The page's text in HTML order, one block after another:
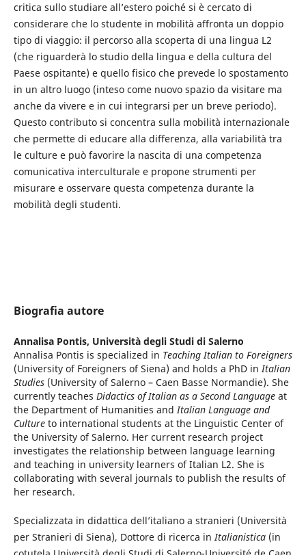
critica sullo studiare all’estero poiché si è cercato di
considerare che lo studente in mobilità affronta un doppio
tipo di viaggio: il percorso alla scoperta di una lingua L2
(che riguarderà lo studio della lingua e della cultura del
Paese ospitante) e quello fisico che prevede lo spostamento
in un altro luogo (inteso come nuovo spazio da visitare ma
anche da vivere e in cui integrarsi per un breve periodo).
Questo contributo si concentra sulla mobilità internazionale
che permette di educare alla differenza, alla variabilità tra
le culture e può favorire la nascita di una competenza
comunicativa interculturale e propone strumenti per
misurare e osservare questa competenza durante la
mobilità degli studenti.
Biografia autore
Annalisa Pontis, Università degli Studi di Salerno
Annalisa Pontis is specialized in Teaching Italian to Foreigners
(University of Foreigners of Siena) and holds a PhD inItalian
Studies(University of Salerno – Caen Basse Normandie). She
currently teaches Didactics of Italian as a Second Languageat
the Department of Humanities andItalian Language and
Cultureto international students at the Linguistic Center of
the University of Salerno. Her current research project
investigates the relationship between language learning
and teaching in university learners of Italian L2. She is
collaborating with several journals to publish the results of
her research.
Specializzata in didattica dell’italiano a stranieri (Università
per Stranieri di Siena), Dottore di ricerca inItalianistica (in